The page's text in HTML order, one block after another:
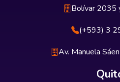
Bolívar 2035
(+593) 3
Av. Manuela